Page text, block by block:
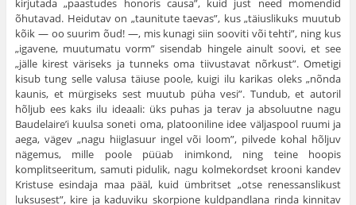
kirjutada „paastudes honoris causa”, kuid just need momendid
õhutavad. Heidutav on „taunitute taevas”, kus „täiuslikuks muutub
kõik — oo suurim õud! —, mis kunagi siin sooviti või tehti”, ning kus
„igavene, muutumatu vorm” sisendab hingele ainult soovi, et see
„jälle kirest väriseks ja tunneks oma tiivustavat nõrkust”. Ometigi
kisub tung selle valusa täiuse poole, kuigi ilu karikas oleks „nõnda
kaunis, et mürgiseks sest muutub püha vesi”. Tundub, et autoril
hõljub ees kaks ilu ideaali: üks puhas ja terav ja absoluutne nagu
Baudelaire’i kuulsa soneti oma, platooniline idee väljaspool ruumi ja
aega, vägev „nagu hiiglasuur ingel või loom”, pilvede kohal hõljuv
nägemus, mille poole püüab inimkond, ning teine hoopis
komplitseeritum, samuti pidulik, nagu kolmekordset krooni kandev
Kristuse esindaja maa pääl, kuid ümbritset „otse renessanslikust
luksusest”, kire ja kaduviku skorpione kuldpandlana rinda kinnitav